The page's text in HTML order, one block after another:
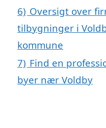
6) Oversigt over
tilbygninger i
kommune
7) Find en
byer nær Voldby